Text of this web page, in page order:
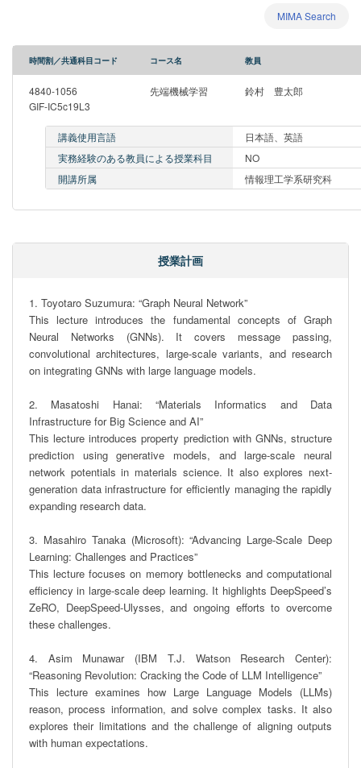
MIMA Search
時間割／共通科目コード コース名 教員
4840-1056
GIF-IC5c19L3
先端機械学習 鈴村 豊太郎
講義使用言語
日本語、英語
実務経験のある教員による授業科目
NO
開講所属
情報理工学系研究科
授業計画
1. Toyotaro Suzumura: “Graph Neural Network”
This lecture introduces the fundamental concepts of Graph
Neural Networks (GNNs). It covers message passing,
convolutional architectures, large-scale variants, and research
on integrating GNNs with large language models.
2. Masatoshi Hanai: “Materials Informatics and Data
Infrastructure for Big Science and AI”
This lecture introduces property prediction with GNNs, structure
prediction using generative models, and large-scale neural
network potentials in materials science. It also explores next-
generation data infrastructure for efficiently managing the rapidly
expanding research data.
3. Masahiro Tanaka (Microsoft): “Advancing Large-Scale Deep
Learning: Challenges and Practices”
This lecture focuses on memory bottlenecks and computational
efficiency in large-scale deep learning. It highlights DeepSpeed’s
ZeRO, DeepSpeed-Ulysses, and ongoing efforts to overcome
these challenges.
4. Asim Munawar (IBM T.J. Watson Research Center):
“Reasoning Revolution: Cracking the Code of LLM Intelligence”
This lecture examines how Large Language Models (LLMs)
reason, process information, and solve complex tasks. It also
explores their limitations and the challenge of aligning outputs
with human expectations.